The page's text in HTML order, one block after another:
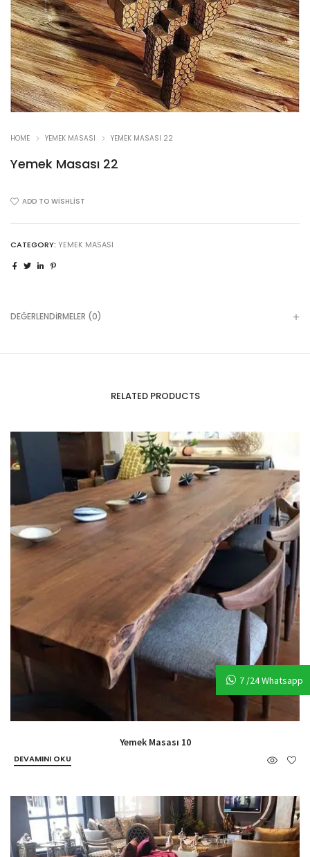
HOME YEMEK MASASI YEMEK MASASI 22
Yemek Masası 22
ADD TO WISHLIST
CATEGORY: YEMEK MASASI
DEĞERLENDIRMELER (0)
RELATED PRODUCTS
Yemek Masası 10
DEVAMINI OKU
7 /24 Whatsapp